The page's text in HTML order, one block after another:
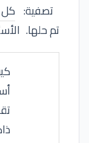
تصفية: كل
تم حلها.